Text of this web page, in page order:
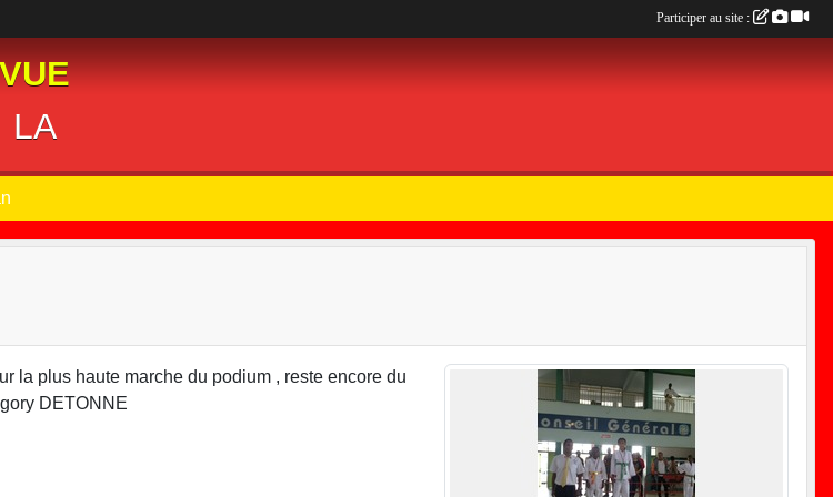
LA
la plus haute marche du podium , reste encore du
DETONNE
Participer au site :